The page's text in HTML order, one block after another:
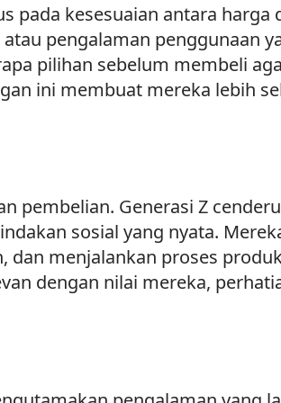
pada kesesuaian antara harga
pengalaman penggunaan
pilihan sebelum membeli
ini membuat mereka lebih
pembelian. Generasi Z
sosial yang nyata.
menjalankan proses
dengan nilai mereka,